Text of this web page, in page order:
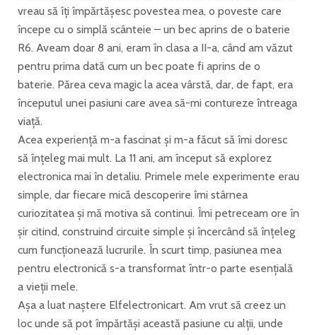
vreau să îți împărtășesc povestea mea, o poveste care
începe cu o simplă scânteie – un bec aprins de o baterie
R6. Aveam doar 8 ani, eram în clasa a II-a, când am văzut
pentru prima dată cum un bec poate fi aprins de o
baterie. Părea ceva magic la acea vârstă, dar, de fapt, era
începutul unei pasiuni care avea să-mi contureze întreaga
viață.
Acea experiență m-a fascinat și m-a făcut să îmi doresc
să înțeleg mai mult. La 11 ani, am început să explorez
electronica mai în detaliu. Primele mele experimente erau
simple, dar fiecare mică descoperire îmi stârnea
curiozitatea și mă motiva să continui. Îmi petreceam ore în
șir citind, construind circuite simple și încercând să înțeleg
cum funcționează lucrurile. În scurt timp, pasiunea mea
pentru electronică s-a transformat într-o parte esențială
a vieții mele.
Așa a luat naștere Elfelectronicart. Am vrut să creez un
loc unde să pot împărtăși această pasiune cu alții, unde